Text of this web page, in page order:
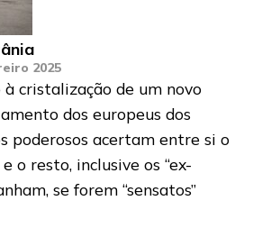
2025
à cristalização de um novo
dos europeus dos
poderosos acertam entre si o
o resto, inclusive os “ex-
se forem “sensatos”